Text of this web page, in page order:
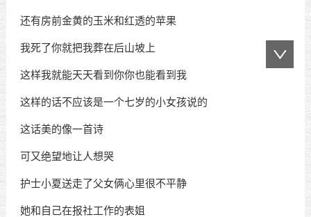
还有房前金黄的玉米和红透的苹果
我死了你就把我葬在后山坡上
这样我就能天天看到你你也能看到我
这样的话不应该是一个七岁的小女孩说的
这话美的像一首诗
可又绝望地让人想哭
护士小夏送走了父女俩心里很不平静
她和自己在报社工作的表姐